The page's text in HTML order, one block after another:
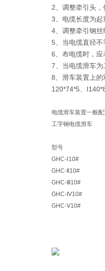
2、调整牵引头
3、电缆长度为
4、调整牵引钢
5、当电缆直径
6、布电缆时，
7、当电缆滑车
8、滑车装置上
120*74*5、
电缆滑车装置一般
工字钢电缆滑车
型号
GHC-Ⅰ10#
GHC-Ⅱ10#
GHC-Ⅲ10#
GHC-Ⅳ10#
GHC-Ⅴ10#